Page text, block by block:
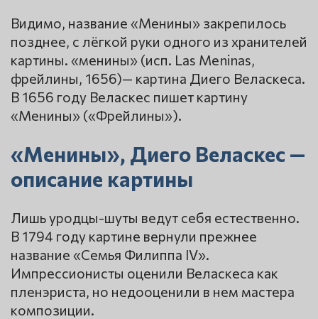
Видимо, название «Менины» закрепилось
позднее, с лёгкой руки одного из хранителей
картины. «менины» (исп. Las Meninas,
фрейлины, 1656)— картина Диего Веласкеса.
В 1656 году Веласкес пишет картину
«Менины» («Фрейлины»).
«Менины», Диего Веласкес —
описание картины
Лишь уродцы-шуты ведут себя естественно.
В 1794 году картине вернули прежнее
название «Семья Филиппа IV».
Импрессионисты оценили Веласкеса как
пленэриста, но недооценили в нем мастера
композиции.